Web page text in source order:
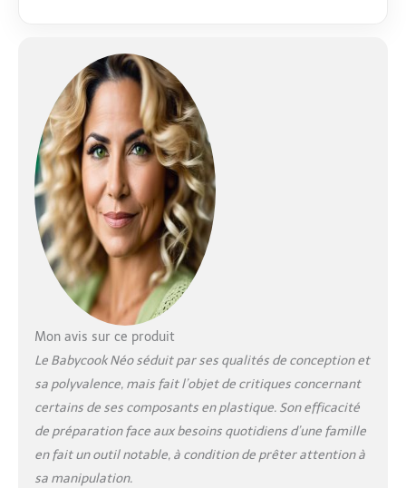
grâce à la cuisson
douce à la vapeur par
rapport à la cuisson à
l’eau, préservant les
saveurs et
nutriments pour
l'enfant EVOLUTIF :
Ce robot
multifonctions
s'adapte à chaque
à la diversification
alimentaire, il mixe
mouline et hache
pour proposer
différentes textures
adaptées selon l'âge
de bébé FABRICATION
Mon avis sur ce produit
Le Babycook Néo séduit par ses qualités de conception et
sa polyvalence, mais fait l’objet de critiques concernant
certains de ses composants en plastique. Son efficacité
de préparation face aux besoins quotidiens d’une famille
en fait un outil notable, à condition de prêter attention à
sa manipulation.